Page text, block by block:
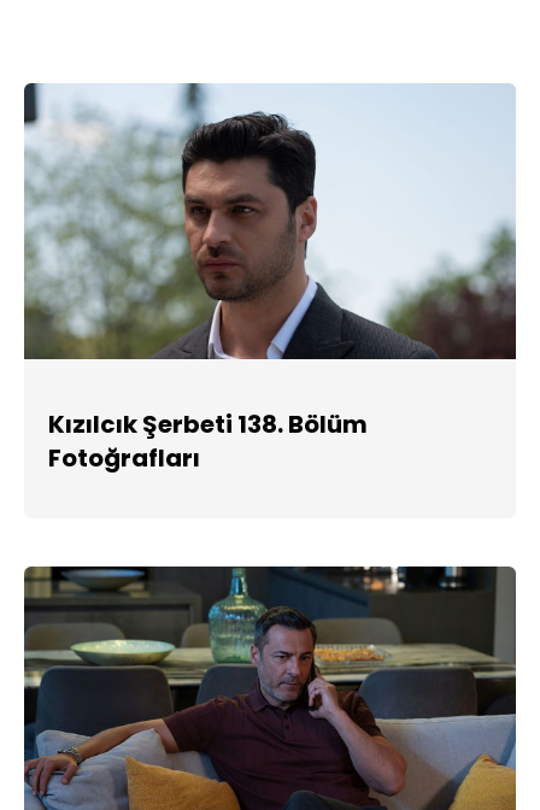
Kızılcık Şerbeti 138. Bölüm
Fotoğrafları